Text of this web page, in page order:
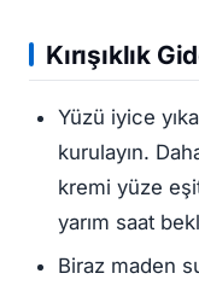
Kırışıklık
Yüzü iyice
kurulayın.
kremi yüze
yarım saat
Biraz maden